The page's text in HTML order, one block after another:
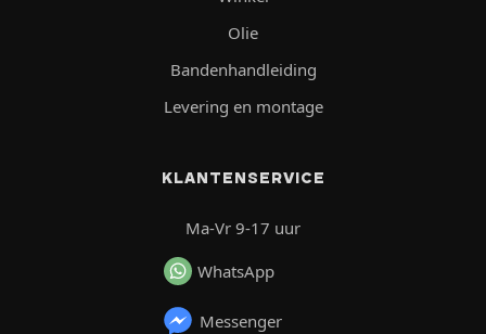
Olie
Bandenhandleiding
Levering en montage
KLANTENSERVICE
Ma-Vr 9-17 uur
WhatsApp
Messenger